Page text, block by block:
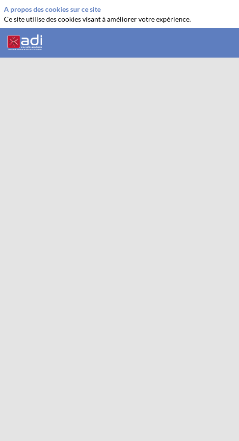
A propos des cookies sur ce site
Ce site utilise des cookies visant à améliorer votre expérience.